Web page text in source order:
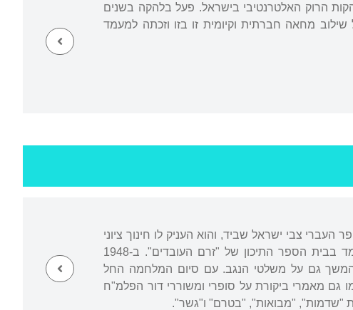
הרוק האלטרנטיבי בישראל. פעל בלהקה בשנים
שילוב מחאה חברתית וקיומית זו בזו וזכתה למעמד
העברי צבי ישראל שביד, והוא העניק לו חינוך ציוני
סוציאליסטי. בילדותו הצטרף לתנועת הנוער החלוצית "המחנות העולים" ובהמשך למד בבית הספר התיכון של "זרם העובדים". ב-1948
גם על משלטי הנגב. עם סיום המלחמה החל
גם מאמרי ביקורת על סופרי ומשוררי דור הפלמ"ח
"שדמות", "מבואות", "בטרם" ו"גשר".